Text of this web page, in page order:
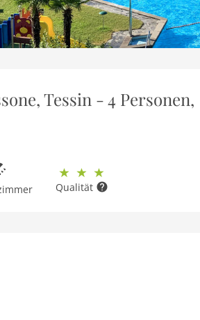
Tessin - 4 Personen,
Qualität